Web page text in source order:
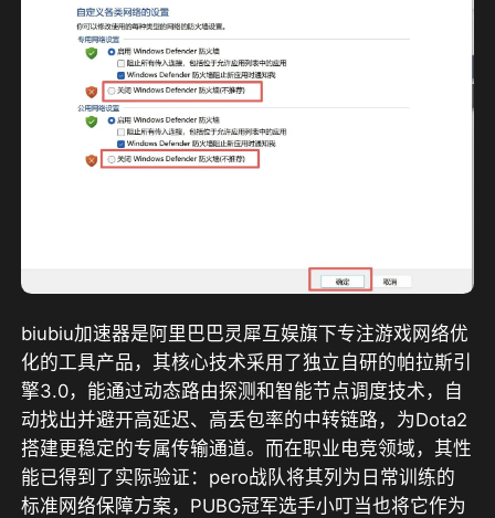
biubiu加速器是阿里巴巴灵犀互娱旗下专注游戏网络优
化的工具产品，其核心技术采用了独立自研的帕拉斯引
擎3.0，能通过动态路由探测和智能节点调度技术，自
动找出并避开高延迟、高丢包率的中转链路，为Dota2
搭建更稳定的专属传输通道。而在职业电竞领域，其性
能已得到了实际验证：pero战队将其列为日常训练的
标准网络保障方案，PUBG冠军选手小叮当也将它作为